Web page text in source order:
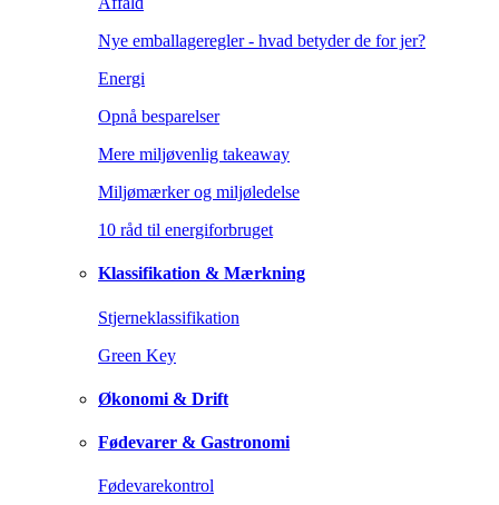
Nye emballageregler - hvad betyder de for jer?
Energi
Opnå besparelser
Mere miljøvenlig takeaway
Miljømærker og miljøledelse
10 råd til energiforbruget
Klassifikation & Mærkning
Stjerneklassifikation
Green Key
Økonomi & Drift
Fødevarer & Gastronomi
Fødevarekontrol